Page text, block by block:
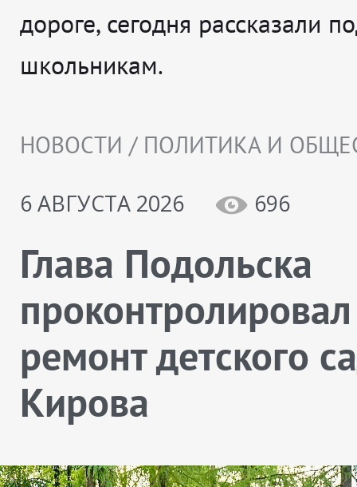
дороге, сегодня рассказали
школьникам.
НОВОСТИ / ПОЛИТИКА И
6 АВГУСТА 2026
696
Глава Подольска
проконтролировал
ремонт детского
Кирова